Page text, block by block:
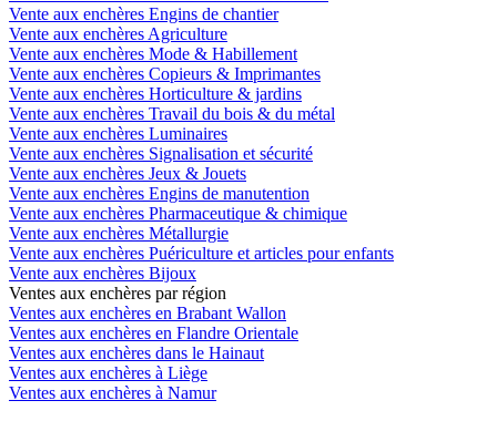
Vente aux enchères Engins de chantier
Vente aux enchères Agriculture
Vente aux enchères Mode & Habillement
Vente aux enchères Copieurs & Imprimantes
Vente aux enchères Horticulture & jardins
Vente aux enchères Travail du bois & du métal
Vente aux enchères Luminaires
Vente aux enchères Signalisation et sécurité
Vente aux enchères Jeux & Jouets
Vente aux enchères Engins de manutention
Vente aux enchères Pharmaceutique & chimique
Vente aux enchères Métallurgie
Vente aux enchères Puériculture et articles pour enfants
Vente aux enchères Bijoux
Ventes aux enchères par région
Ventes aux enchères en Brabant Wallon
Ventes aux enchères en Flandre Orientale
Ventes aux enchères dans le Hainaut
Ventes aux enchères à Liège
Ventes aux enchères à Namur